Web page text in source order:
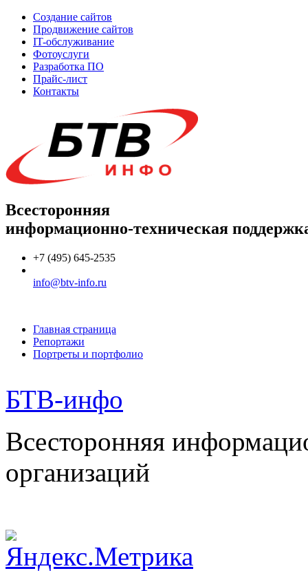
Создание сайтов
Продвижение сайтов
IT-обслуживание
Фотоуслуги
Разработка ПО
Прайс-лист
Контакты
Всесторонняя
информационно-техническая
+7 (495) 645-2535
info@btv-info.ru
Главная страница
Репортажи
Портреты и портфолио
БТВ-инфо
Всесторонняя
организаций